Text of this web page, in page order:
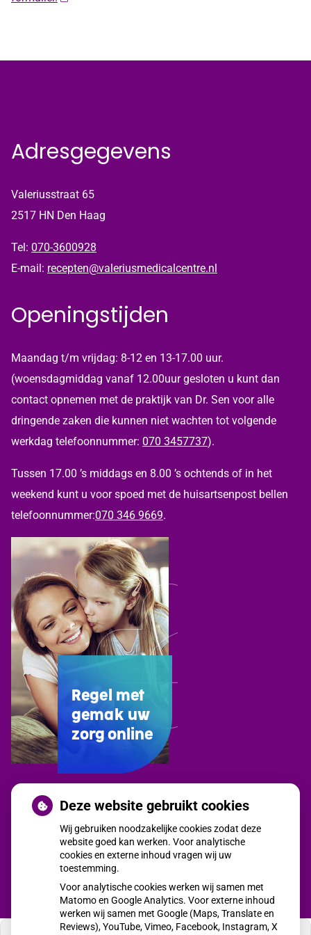
Adresgegevens
Valeriusstraat 65
2517 HN Den Haag
Tel: 070-3600928
E-mail: recepten@valeriusmedicalcentre.nl
Openingstijden
Maandag t/m vrijdag: 8-12 en 13-17.00 uur.
(woensdagmiddag vanaf 12.00uur gesloten u kunt dan
contact opnemen met de praktijk van Dr. Sen voor alle
dringende zaken die kunnen niet wachten tot volgende
werkdag telefoonnummer: 070 3457737).
Tussen 17.00 ’s middags en 8.00 ’s ochtends of in het
weekend kunt u voor spoed met de huisartsenpost bellen
telefoonnummer:070 346 9669.
Uw
Zorg
Online
Regel met
gemak uw
zorg online
Deze website gebruikt cookies
Wij gebruiken noodzakelijke cookies zodat deze
website goed kan werken. Voor analytische
cookies en externe inhoud vragen wij uw
toestemming.
Voor analytische cookies werken wij samen met
Matomo en Google Analytics. Voor externe inhoud
werken wij samen met Google (Maps, Translate en
Reviews), YouTube, Vimeo, Facebook, Instagram, X